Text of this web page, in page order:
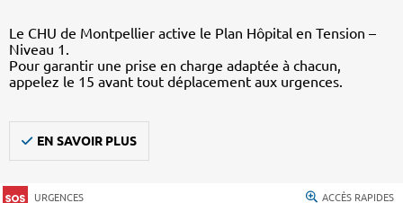
Le CHU de Montpellier active le Plan Hôpital en Tension –
Niveau 1.
Pour garantir une prise en charge adaptée à chacun,
appelez le 15 avant tout déplacement aux urgences.
EN SAVOIR PLUS
URGENCES ACCÈS RAPIDES